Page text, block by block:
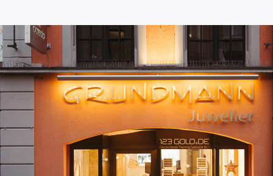
SEITE
SEITESEITESEITE